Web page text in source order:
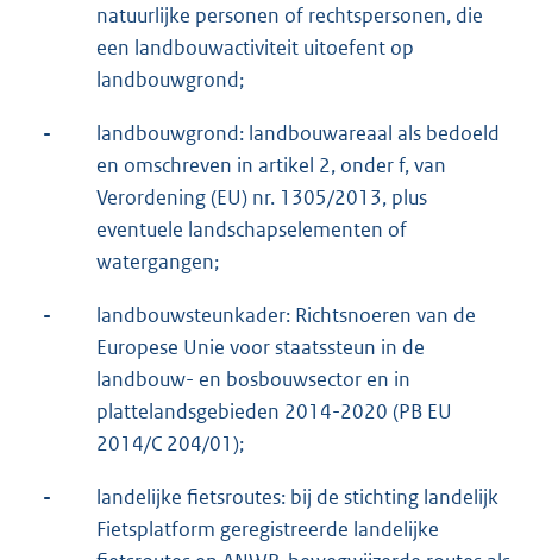
natuurlijke personen of rechtspersonen, die
een landbouwactiviteit uitoefent op
landbouwgrond;
-
landbouwgrond: landbouwareaal als bedoeld
en omschreven in artikel 2, onder f, van
Verordening (EU) nr. 1305/2013, plus
eventuele landschapselementen of
watergangen;
-
landbouwsteunkader: Richtsnoeren van de
Europese Unie voor staatssteun in de
landbouw- en bosbouwsector en in
plattelandsgebieden 2014-2020 (PB EU
2014/C 204/01);
-
landelijke fietsroutes: bij de stichting landelijk
Fietsplatform geregistreerde landelijke